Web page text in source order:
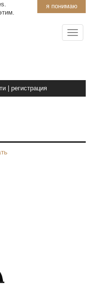
я понимаю
регистрация